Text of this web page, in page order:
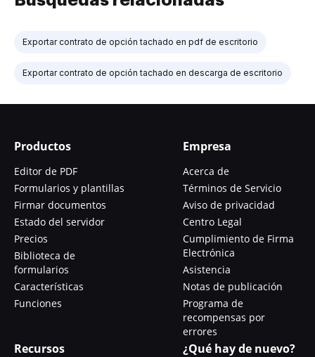
Exportar contrato de opción tachado en pdf de escritorio
Exportar contrato de opción tachado en descarga de escritorio
Productos
Editor de PDF
Formularios y plantillas
Firmar documentos
Estado del servidor
Precios
Biblioteca de
formularios
Características
Funciones
Empresa
Acerca de
Términos de Servicio
Aviso de privacidad
Centro Legal
Cumplimiento de Firma
Electrónica
Asistencia
Notas de publicación
Programa de
recompensas por
errores
Recursos ¿Qué hay de nuevo?